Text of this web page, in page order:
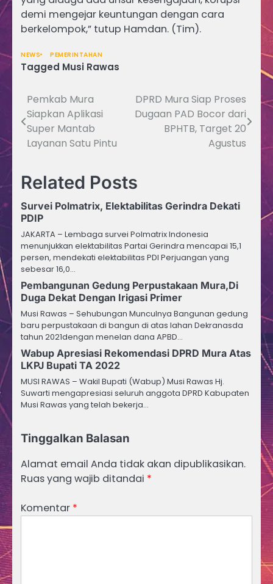
demi mengejar keuntungan dengan cara
berkelompok,” tutup Hamdan. (Tim).
NEWS PEMERINTAHAN
Tagged Musi Rawas
Navigasi
pos
Pemkab Mura
Siapkan Aplikasi
Super Mantab
Layanan Satu Pintu
DPRD Mura Siap Proses
Dugaan PAD Bocor dari
BPHTB, Target 20
Agustus
Related Posts
Survei Polmatrix, Elektabilitas Gerindra Dekati
PDIP
JAKARTA – Lembaga survei Polmatrix Indonesia
menunjukkan elektabilitas Partai Gerindra mencapai 15,1
persen, mendekati elektabilitas PDI Perjuangan yang
sebesar 16,0…
Pembangunan Gedung Perpustakaan Mura,Di
Duga Dekat Dengan Irigasi Primer
Musi Rawas – Sehubungan Munculnya Bangunan gedung
baru perpustakaan di bangun di atas lahan Dekranasda
tahun 2021dengan menelan dana APBD…
Wabup Apresiasi Rekomendasi DPRD Mura Atas
LKPJ Bupati TA 2022
MUSI RAWAS – Wakil Bupati (Wabup) Musi Rawas Hj.
Suwarti mengapresiasi seluruh anggota DPRD Kabupaten
Musi Rawas yang telah bekerja…
Tinggalkan Balasan
Alamat email Anda tidak akan dipublikasikan.
Ruas yang wajib ditandai *
Komentar *